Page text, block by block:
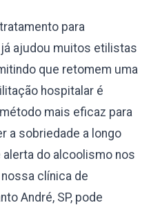
para
ajudou muitos etilistas
que retomem uma
hospitalar é
mais eficaz para
a sobriedade a longo
do alcoolismo nos
clínica de
André, SP, pode